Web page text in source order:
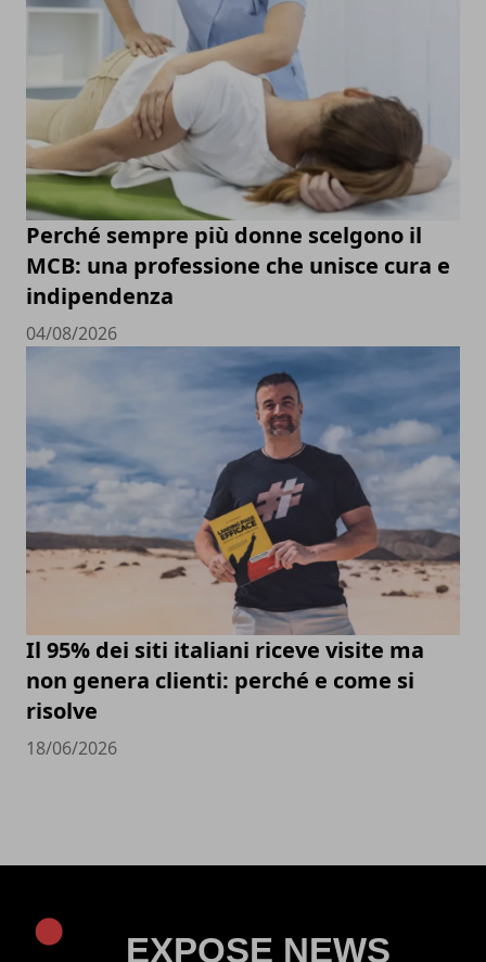
Perché sempre più donne scelgono il
MCB: una professione che unisce cura e
indipendenza
04/08/2026
Il 95% dei siti italiani riceve visite ma
non genera clienti: perché e come si
risolve
18/06/2026